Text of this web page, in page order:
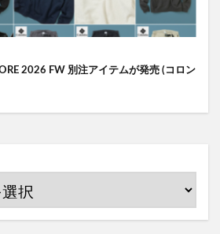
2026 FW 別注アイテムが発売 (コロン